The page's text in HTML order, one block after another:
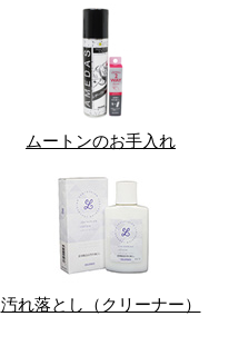
ムートンのお手入れ
汚れ落とし（クリーナー）